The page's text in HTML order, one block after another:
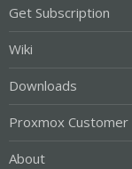
Get Subscription
Wiki
Downloads
Proxmox Customer
About